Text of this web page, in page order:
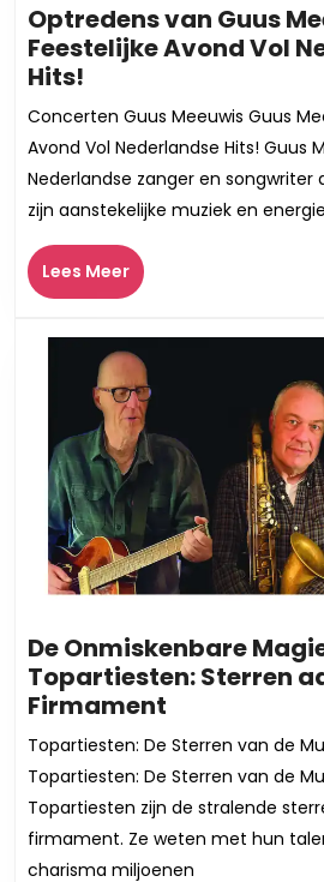
Optredens van Guus
Feestelijke Avond Vol
Hits!
van
Guus
Meeuwis:
Een
Feestelijke
Avond
Vol
Nederlandse
Hits!
Concerten Guus Meeuwis Guus
Avond Vol Nederlandse Hits! Guus
Nederlandse zanger en
zijn aanstekelijke muziek en
Lees MeerLees
Meer
De Onmiskenbare
Topartiesten: Sterren
Firmament
Magie
van
Sterren
Topartiesten: De Sterren van de
Topartiesten: De Sterren van de
Topartiesten zijn de stralende
firmament. Ze weten met hun
charisma miljoenen